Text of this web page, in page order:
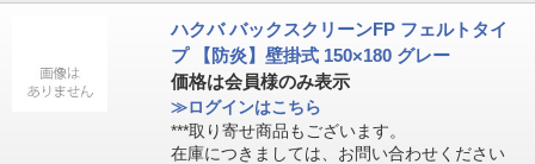
ハクバ バックスクリーンFP フェルトタイ
プ 【防炎】壁掛式 150×180 グレー
価格は会員様のみ表示
≫ログインはこちら
***取り寄せ商品もございます。
在庫につきましては、お問い合わせください